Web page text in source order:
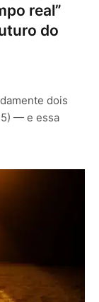
real”
do
dois
— e essa